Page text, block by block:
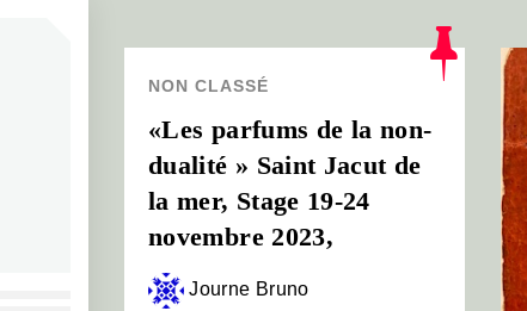
NON CLASSÉ
«Les parfums de la non-
dualité » Saint Jacut de
la mer, Stage 19-24
novembre 2023,
Journe Bruno